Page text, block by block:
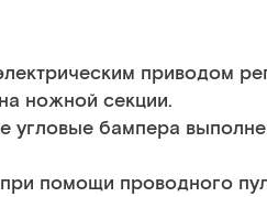
приводом
ножной секции.
угловые бампера
помощи проводного